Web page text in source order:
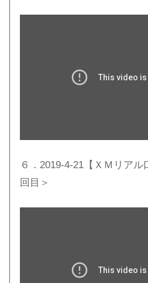
６．2019-4-21【ＸＭリアル
回目＞